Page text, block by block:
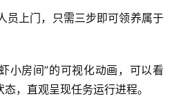
员上门，只需三步即可领养属于
小房间”的可视化动画，可以看
，直观呈现任务运行进程。